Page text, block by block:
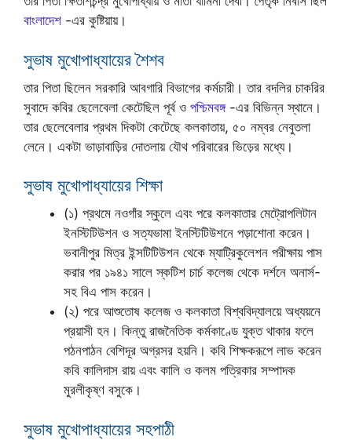
বাংলাদেশ -এর কুষ্টিয়ায়।
সুভাষ মুখোপাধ্যায়ের শৈশব
তার পিতা ছিলেন সরকারি আবগারি বিভাগের কর্মচারী। তার বদলির চাকরির
সুবাদে কবির ছেলেবেলা কেটেছিল পূর্ব ও পশ্চিমবঙ্গ-এর বিভিন্ন স্থানে।
তার ছেলেবেলার প্রথম দিকটা কেটেছে কলকাতায়, ৫০ নম্বর নেবুতলা
লেনে। একটা ভাড়াবাড়ির দোতলায় যৌথ পরিবারের ভিড়ের মধ্যে।
সুভাষ মুখোপাধ্যায়ের শিক্ষা
(১) প্রথমে নওগাঁর স্কুলে এবং পরে কলকাতার মেট্রোপলিটান
ইনস্টিটিউশন ও সত্যভামা ইনস্টিটিউশনে পড়াশোনা করেন।
ভবানীপুর মিত্র ইন্সটিটিউশন থেকে ম্যাট্রিকুলেশন পরীক্ষায় পাস
করার পর ১৯৪১ সালে স্কটিশ চার্চ কলেজ থেকে দর্শনে অনার্স-
সহ বিএ পাস করেন।
(২) পরে আশুতোষ কলেজ ও কলকাতা বিশ্ববিদ্যালয়ে অধ্যয়নে
প্রয়াসী হন। কিন্তু রাজনৈতিক কর্মকাণ্ডে যুক্ত থাকার ফলে
পঠনপাঠন বেশিদূর অগ্রসর হয়নি। কবি শিক্ষকরূপে লাভ করেন
কবি কালিদাস রায় এবং কালি ও কলম পত্রিকার সম্পাদক
মুরলীকৃষ্ণ বসুকে।
সুভাষ মুখোপাধ্যায়ের সহপাঠী